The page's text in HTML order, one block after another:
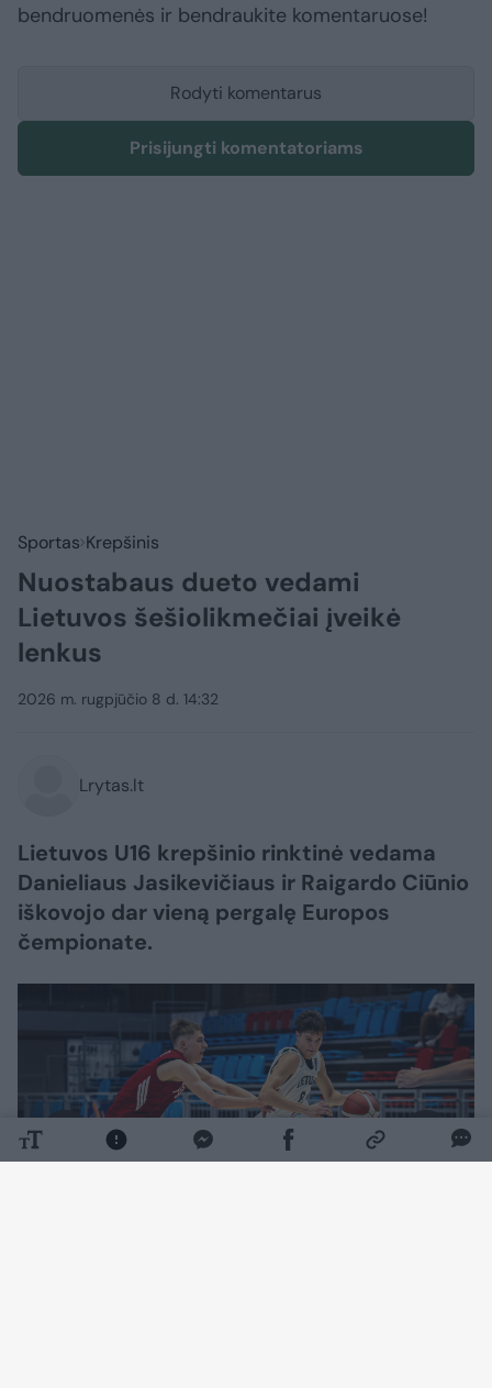
bendruomenės ir bendraukite komentaruose!
Rodyti komentarus
Prisijungti komentatoriams
Sportas Krepšinis
Nuostabaus dueto vedami
Lietuvos šešiolikmečiai įveikė
lenkus
2026 m. rugpjūčio 8 d. 14:32
Lrytas.lt
Lietuvos U16 krepšinio rinktinė vedama
Danieliaus Jasikevičiaus ir Raigardo Ciūnio
iškovojo dar vieną pergalę Europos
čempionate.